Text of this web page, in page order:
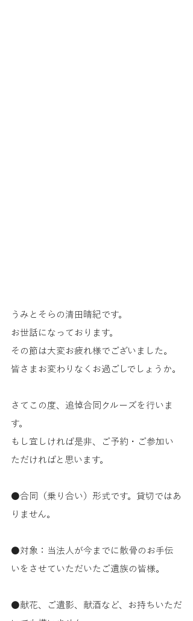
うみとそらの清田晴紀です。
お世話になっております。
その節は大変お疲れ様でございました。
皆さまお変わりなくお過ごしでしょうか。
さてこの度、追悼合同クルーズを行いま
す。
もし宜しければ是非、ご予約・ご参加い
ただければと思います。
●合同（乗り合い）形式です。貸切ではあ
りません。
●対象：当法人が今までに散骨のお手伝
いをさせていただいたご遺族の皆様。
●献花、ご遺影、献酒など、お持ちいただ